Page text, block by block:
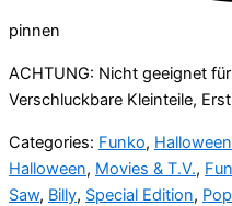
pinnen
ACHTUNG: Nicht geeignet
Verschluckbare Kleinteile,
Categories: Funko, Halloween
Halloween, Movies & T.V.,
Saw, Billy, Special Edition, Pop